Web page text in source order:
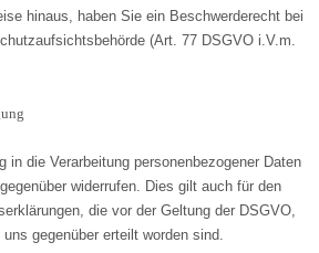
hinaus, haben Sie ein Beschwerderecht bei
(Art. 77 DSGVO i.V.m.
in die Verarbeitung personenbezogener Daten
widerrufen. Dies gilt auch für den
die vor der Geltung der DSGVO,
gegenüber erteilt worden sind.